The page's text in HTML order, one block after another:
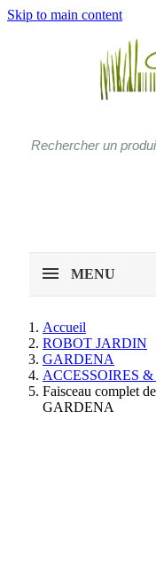
Skip to main content
MENU
Accueil
ROBOT JARDIN
GARDENA
ACCESSOIRES
Faisceau complet
GARDENA